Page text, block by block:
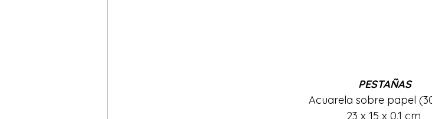
PESTAÑAS
Acuarela sobre papel
23 x 15 x 0.1 cm